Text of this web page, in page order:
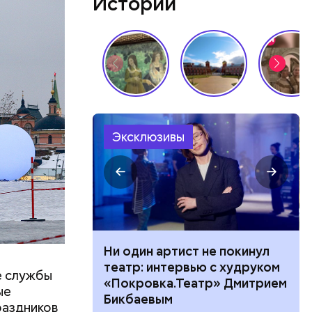
службы
по
дома
—
работал
Эксклюзивы
Ни один артист не покинул
театр: интервью с худруком
«Покровка.Театр» Дмитрием
Бикбаевым